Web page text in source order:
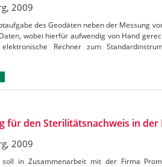
2009
des Geodäten neben der Messung
wobei hierfür aufwendig von Hand
Rechner zum
für den Sterilitätsnachweis in
2009
in Zusammenarbeit mit der Firma